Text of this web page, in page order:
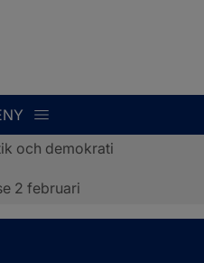
och demokrati
2 februari